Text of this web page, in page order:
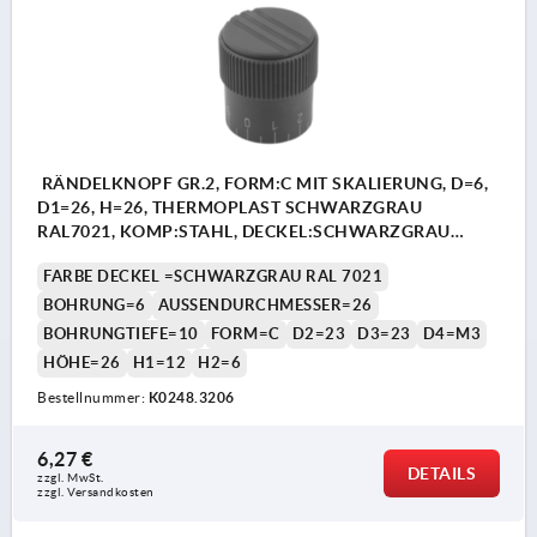
RÄNDELKNOPF GR.2, FORM:C MIT SKALIERUNG, D=6,
D1=26, H=26, THERMOPLAST SCHWARZGRAU
RAL7021, KOMP:STAHL, DECKEL:SCHWARZGRAU
FARBE DECKEL =SCHWARZGRAU RAL 7021
BOHRUNG=6
AUSSENDURCHMESSER=26
BOHRUNGTIEFE=10
FORM=C D2=23 D3=23
D4=M3
HÖHE=26
H1=12 H2=6
Bestellnummer: K0248.3206
6,27 €
zzgl. MwSt.
zzgl. Versandkosten
DETAILS